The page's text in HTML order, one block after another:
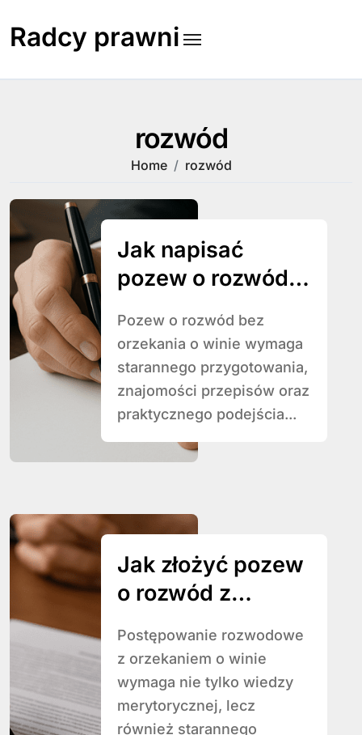
content
Radcy prawni
rozwód
Home rozwód
Jak napisać
pozew o rozwód
winie
Pozew o rozwód bez
orzekania o winie wymaga
starannego przygotowania,
znajomości przepisów oraz
praktycznego podejścia...
Jak złożyć pozew
o rozwód z
winie
Postępowanie rozwodowe
z orzekaniem o winie
wymaga nie tylko wiedzy
merytorycznej, lecz
również starannego